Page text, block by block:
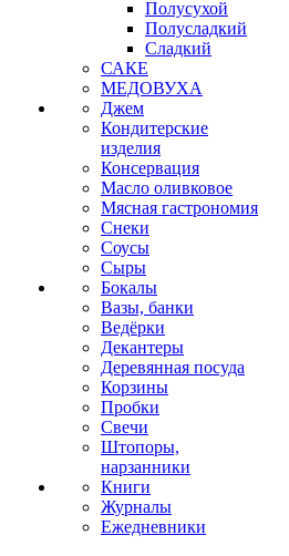
Полусухой
Полусладкий
Сладкий
САКЕ
МЕДОВУХА
Джем
Кондитерские
изделия
Консервация
Масло оливковое
Мясная гастрономия
Снеки
Соусы
Сыры
Бокалы
Вазы, банки
Ведёрки
Декантеры
Деревянная посуда
Корзины
Пробки
Свечи
Штопоры,
нарзанники
Книги
Журналы
Ежедневники